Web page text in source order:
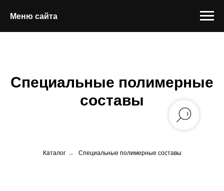
Меню сайта
Специальные полимерные
составы
Каталог → Специальные полимерные составы